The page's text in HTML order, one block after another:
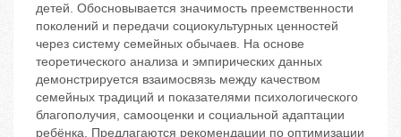
детей. Обосновывается значимость преемственности
поколений и передачи социокультурных ценностей
через систему семейных обычаев. На основе
теоретического анализа и эмпирических данных
демонстрируется взаимосвязь между качеством
семейных традиций и показателями психологического
благополучия, самооценки и социальной адаптации
ребёнка. Предлагаются рекомендации по оптимизации